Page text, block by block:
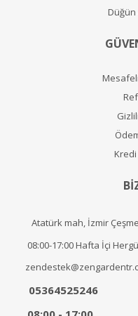
Kredi
Atatürk mah, İzmir
08:00-17:00 Hafta İçi
05364525246